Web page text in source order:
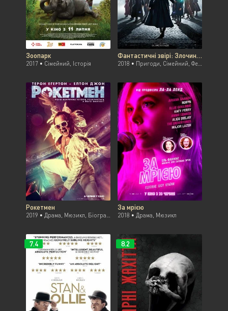
Зоопарк
2017 • Сімейний, Історія
Фантастичні звірі: Злочини Гріндельвальда
2018 • Пригоди, Сімейний, Фентезі
Рокетмен
2019 • Драма, Мюзикл, Біографія
За мрією
2018 • Драма, Мюзикл
7.4 8.2